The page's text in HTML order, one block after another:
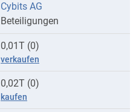
Cybits AG
Beteiligungen
0,01T (0)
verkaufen
0,02T (0)
kaufen